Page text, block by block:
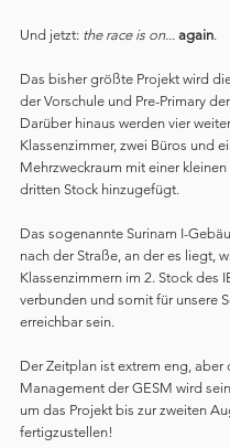
Und jetzt: the race is on... again.
Das bisher größte Projekt wird
der Vorschule und Pre-Primary
Darüber hinaus werden vier
Klassenzimmer, zwei Büros und
Mehrzweckraum mit einer kleinen
dritten Stock hinzugefügt.
Das sogenannte Surinam I-
nach der Straße, an der es liegt,
Klassenzimmern im 2. Stock des
verbunden und somit für unsere
erreichbar sein.
Der Zeitplan ist extrem eng, aber
Management der GESM wird
um das Projekt bis zur zweiten
fertigzustellen!